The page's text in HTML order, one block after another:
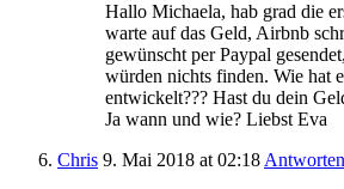
Hallo Michaela, hab grad die
warte auf das Geld, Airbnb
gewünscht per Paypal
würden nichts finden. Wie hat
entwickelt??? Hast du dein
Ja wann und wie? Liebst Eva
Chris 9. Mai 2018 at 02:18 Antworten